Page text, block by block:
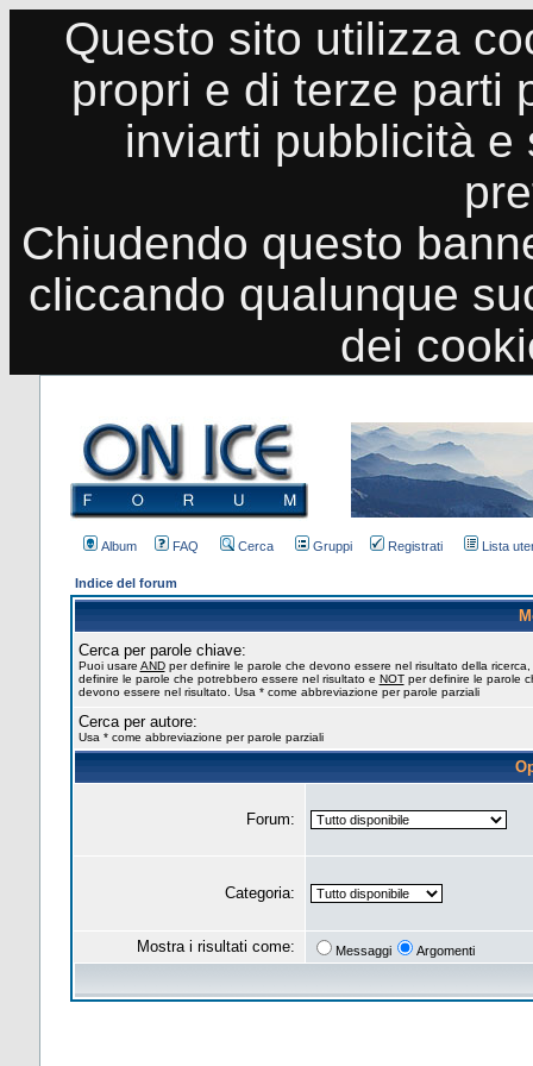
Questo sito utilizza
propri e di terze parti
inviarti pubblicità
Chiudendo questo
cliccando qualunque
dei
Album FAQ Cerca Gruppi Registrati Lista
Indice del forum
Cerca per parole chiave:
Puoi usare ANDper definire le parole che devono essere nel risultato della ricerca,
definire le parole che potrebbero essere nel risultato e NOTper definire le parole
devono essere nel risultato. Usa * come abbreviazione per parole parziali
Cerca per autore:
Usa * come abbreviazione per parole parziali
Forum:
Categoria:
Mostra i risultati come: Messaggi Argomenti